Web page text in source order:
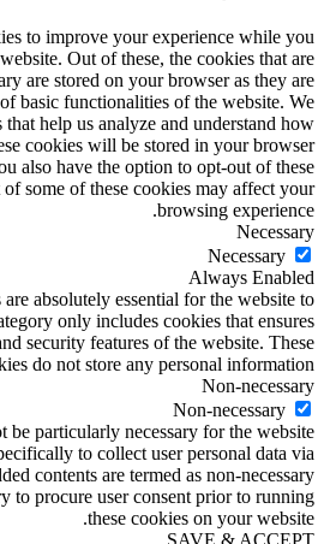
to improve your experience while you
Out of these, the cookies that are
are stored on your browser as they are
basic functionalities of the website. We
help us analyze and understand how
cookies will be stored in your browser
also have the option to opt-out of these
some of these cookies may affect your
browsing experience.
Necessary
Necessary
Always Enabled
absolutely essential for the website to
only includes cookies that ensures
security features of the website. These
do not store any personal information.
Non-necessary
Non-necessary
be particularly necessary for the website
to collect user personal data via
contents are termed as non-necessary
to procure user consent prior to running
these cookies on your website.
SAVE & ACCEPT